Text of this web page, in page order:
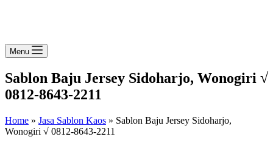
Menu
Sablon Baju Jersey Sidoharjo, Wonogiri √
0812-8643-2211
Home » Jasa Sablon Kaos » Sablon Baju Jersey Sidoharjo,
Wonogiri √ 0812-8643-2211